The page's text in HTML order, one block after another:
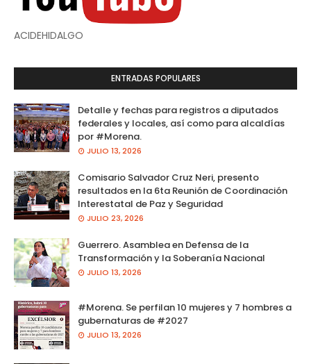
ACIDEHIDALGO
ENTRADAS POPULARES
Detalle y fechas para registros a diputados
federales y locales, así como para alcaldías
por #Morena.
JULIO 13, 2026
Comisario Salvador Cruz Neri, presento
resultados en la 6ta Reunión de Coordinación
Interestatal de Paz y Seguridad
JULIO 23, 2026
Guerrero. Asamblea en Defensa de la
Transformación y la Soberanía Nacional
JULIO 13, 2026
#Morena. Se perfilan 10 mujeres y 7 hombres a
gubernaturas de #2027
JULIO 13, 2026